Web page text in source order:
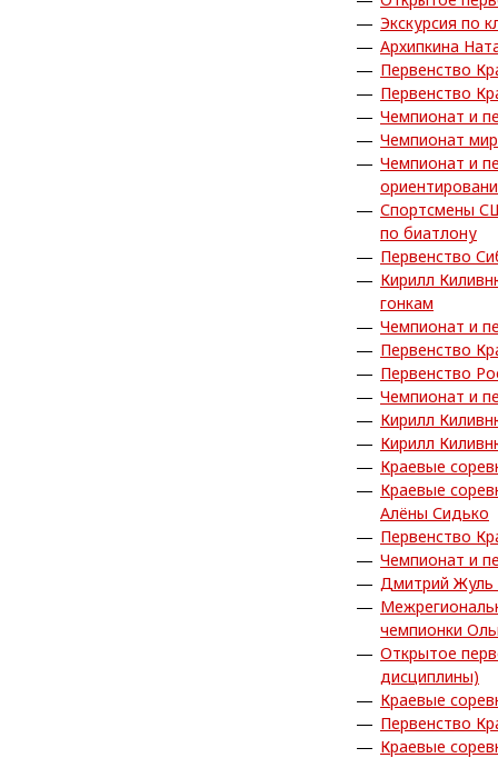
Экскурсия по
Архипкина
Первенство
Первенство
Чемпионат и
Чемпионат
Чемпионат и
Спортсмены
по биатлону
Первенство
Кирилл
гонкам
Чемпионат и
Первенство
Первенство
Чемпионат и
Кирилл
Кирилл
Краевые
Краевые
Алёны Сидько
Первенство
Чемпионат и
Дмитрий Жуль
чемпионки
Открытое
дисциплины)
Краевые
Первенство
Краевые